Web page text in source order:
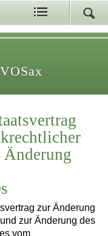
Änderung
zur Änderung
zur Änderung des
vom